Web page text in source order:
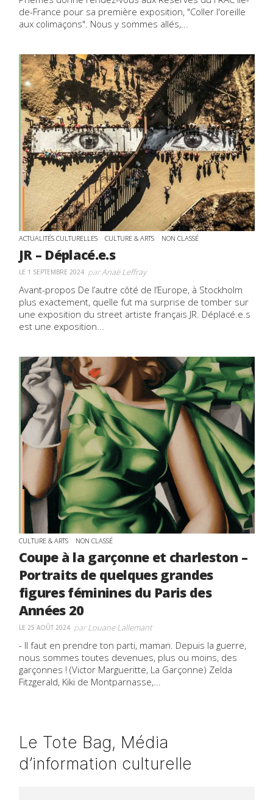
de-France pour sa première exposition, "Coller l'oreille
aux colimaçons". Nous y sommes allés,...
ACTUALITÉS CULTURELLES CULTURE & ARTS NON CLASSÉ
JR – Déplacé.e.s
LE 1 SEPTEMBRE 2024 parAnaë Leffray
Avant-propos De l’autre côté de l’Europe, à Stockholm
plus exactement, quelle fut ma surprise de tomber sur
une exposition du street artiste français JR. Déplacé.e.s
est une exposition...
CULTURE & ARTS NON CLASSÉ
Coupe à la garçonne et charleston –
Portraits de quelques grandes
figures féminines du Paris des
Années 20
LE 25 AOÛT 2024 parLouane Lallemant
- Il faut en prendre ton parti, maman. Depuis la guerre,
nous sommes toutes devenues, plus ou moins, des
garçonnes ! (Victor Margueritte, La Garçonne) Zelda
Fitzgerald, Kiki de Montparnasse,...
Le Tote Bag, Média
d’information culturelle